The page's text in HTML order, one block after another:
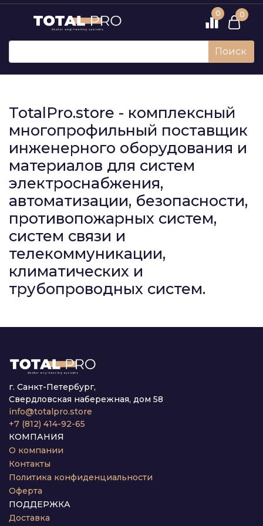
0 0
Поиск
TotalPro.store - комплексный
многопрофильный поставщик
инженерного оборудования и
материалов для систем
электроснабжения,
автоматизации, безопасности,
противопожарных систем,
систем связи и
телекоммуникации,
климатических и
трубопроводных систем.
г. Санкт-Петербург,
Свердловская набережная, дом 58
info@totalpro.store
+7 (812) 414-92-65
КОМПАНИЯ
О компании
Контакты
Политика конфиденциальности
Оферта
ПОДДЕРЖКА
Доставка